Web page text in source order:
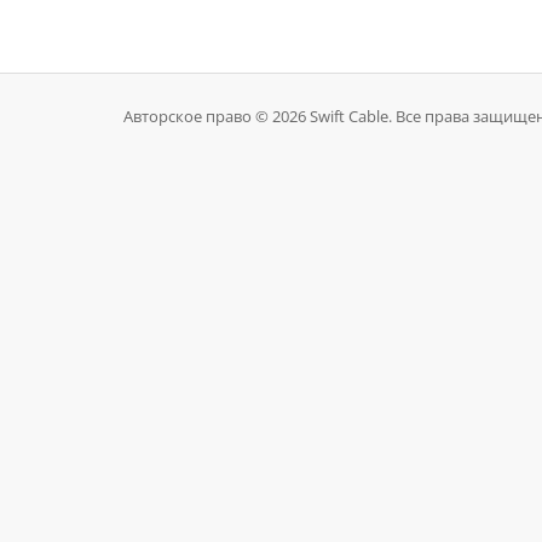
Авторское право © 2026 Swift Cable. Все права